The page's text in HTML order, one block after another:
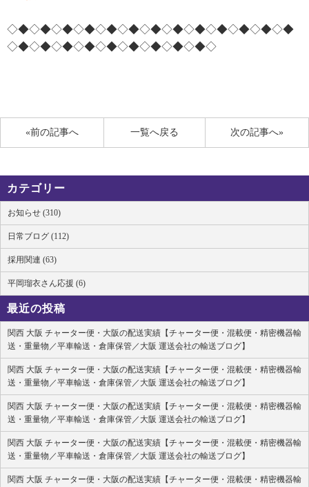
◇◆◇◆◇◆◇◆◇◆◇◆◇◆◇◆◇◆◇◆◇◆◇◆◇◆
◇◆◇◆◇◆◇◆◇◆◇◆◇◆◇◆◇◆◇
«前の記事へ 次の記事へ»
一覧へ戻る
カテゴリー
お知らせ (310)
日常ブログ (112)
採用関連 (63)
平岡瑠衣さん応援 (6)
最近の投稿
関西 大阪 チャーター便・大阪の配送実績【チャーター便・混載便・精密機器輸
送・重量物／平車輸送・倉庫保管／大阪 運送会社の輸送ブログ】
関西 大阪 チャーター便・大阪の配送実績【チャーター便・混載便・精密機器輸
送・重量物／平車輸送・倉庫保管／大阪 運送会社の輸送ブログ】
関西 大阪 チャーター便・大阪の配送実績【チャーター便・混載便・精密機器輸
送・重量物／平車輸送・倉庫保管／大阪 運送会社の輸送ブログ】
関西 大阪 チャーター便・大阪の配送実績【チャーター便・混載便・精密機器輸
送・重量物／平車輸送・倉庫保管／大阪 運送会社の輸送ブログ】
関西 大阪 チャーター便・大阪の配送実績【チャーター便・混載便・精密機器輸